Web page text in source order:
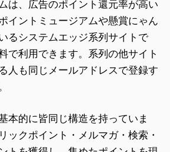
は、広告のポイント還元率が高い
イントミュージアムや懸賞にゃん
るシステムエッジ系列サイトで
で利用できます。系列の他サイト
人も同じメールアドレスで登録す
本的に皆同じ構造を持っていま
ックポイント・メルマガ・検索・